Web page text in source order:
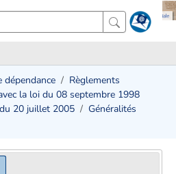
dépendance
Règlements
la loi du 08 septembre 1998
20 juillet 2005
Généralités